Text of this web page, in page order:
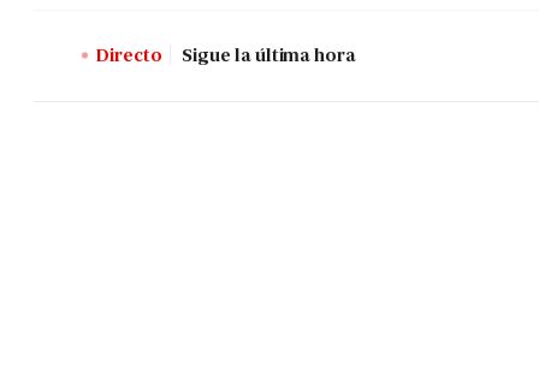
Directo Sigue la última hora